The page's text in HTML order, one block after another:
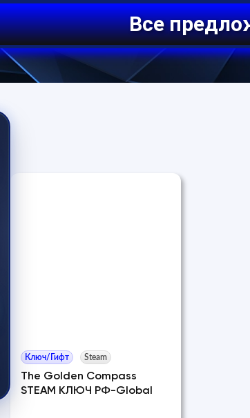
Ключ/Гифт Steam
The Golden Compass
STEAM КЛЮЧ РФ-Global